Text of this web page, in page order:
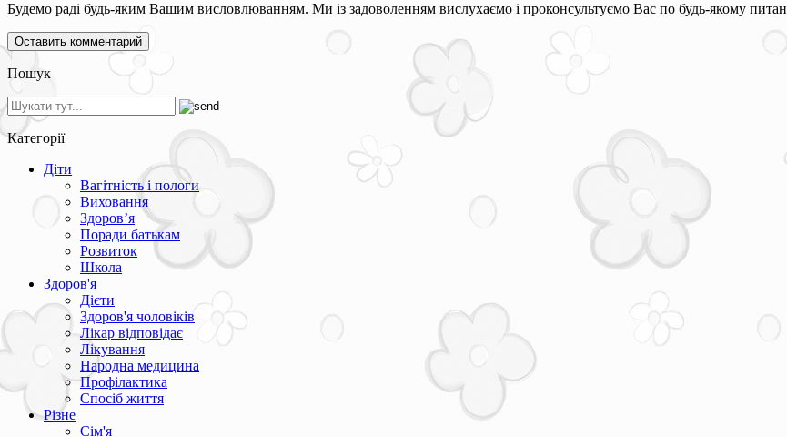
Будемо раді будь-яким Вашим висловлюванням. Ми із задоволенням вислухаємо і проконсультуємо Вас по будь-якому
Пошук
Категорії
Діти
Вагітність і пологи
Виховання
Здоров’я
Поради батькам
Розвиток
Школа
Здоров'я
Дієти
Здоров'я чоловіків
Лікар відповідає
Лікування
Народна медицина
Профілактика
Спосіб життя
Різне
Сім'я